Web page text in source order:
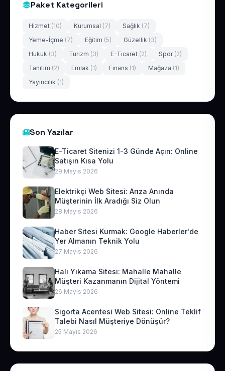
Paket Kategorileri
Hizmet (10) Kurumsal (7) Sağlık (7)
Yeme-İçme (7) Eğitim (5) Güzellik (3)
Hukuk (3) Turizm (3) E-Ticaret (2) Spor (2)
Tanıtım (2) Emlak (1) Finans (1) Mağaza (1)
Yayıncılık (1)
Son Yazılar
E-Ticaret Sitenizi 1-3 Günde Açın: Online
Satışın Kısa Yolu
29 Mayıs 2026
Elektrikçi Web Sitesi: Arıza Anında
Müşterinin İlk Aradığı Siz Olun
28 Mayıs 2026
Haber Sitesi Kurmak: Google Haberler'de
Yer Almanın Teknik Yolu
27 Mayıs 2026
Halı Yıkama Sitesi: Mahalle Mahalle
Müşteri Kazanmanın Dijital Yöntemi
26 Mayıs 2026
Sigorta Acentesi Web Sitesi: Online Teklif
Talebi Nasıl Müşteriye Dönüşür?
25 Mayıs 2026